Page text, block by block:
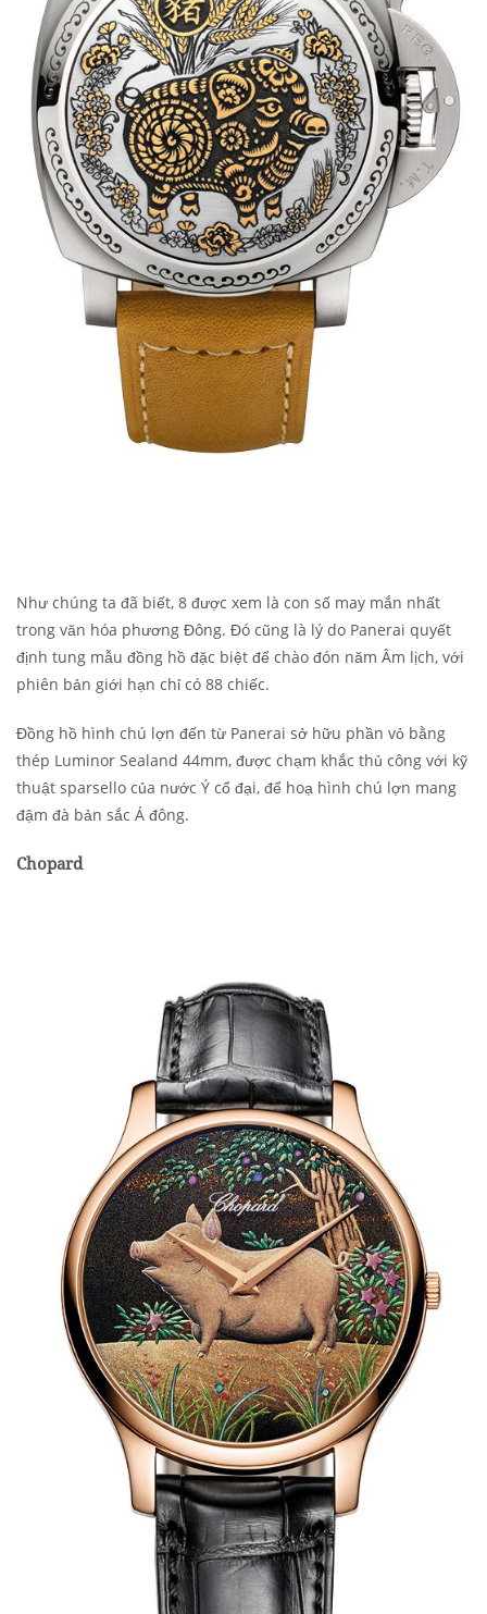
Như chúng ta đã biết, 8 được xem là con số may mắn nhất
trong văn hóa phương Đông. Đó cũng là lý do Panerai quyết
định tung mẫu đồng hồ đặc biệt để chào đón năm Âm lịch, với
phiên bản giới hạn chỉ có 88 chiếc.
Đồng hồ hình chú lợn đến từ Panerai sở hữu phần vỏ bằng
thép Luminor Sealand 44mm, được chạm khắc thủ công với kỹ
thuật sparsello của nước Ý cổ đại, để hoạ hình chú lợn mang
đậm đà bản sắc Á đông.
Chopard